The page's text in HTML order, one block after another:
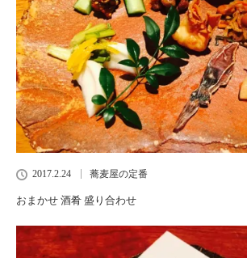
2017.2.24 蕎麦屋の定番
おまかせ 酒肴 盛り合わせ